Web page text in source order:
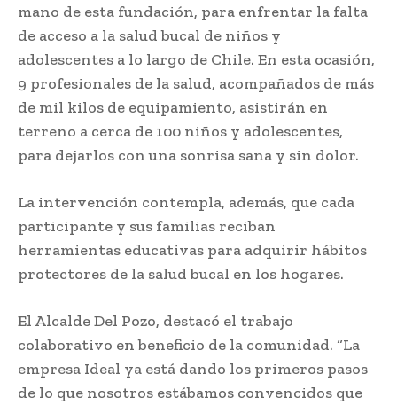
mano de esta fundación, para enfrentar la falta
de acceso a la salud bucal de niños y
adolescentes a lo largo de Chile. En esta ocasión,
9 profesionales de la salud, acompañados de más
de mil kilos de equipamiento, asistirán en
terreno a cerca de 100 niños y adolescentes,
para dejarlos con una sonrisa sana y sin dolor.
La intervención contempla, además, que cada
participante y sus familias reciban
herramientas educativas para adquirir hábitos
protectores de la salud bucal en los hogares.
El Alcalde Del Pozo, destacó el trabajo
colaborativo en beneficio de la comunidad. “La
empresa Ideal ya está dando los primeros pasos
de lo que nosotros estábamos convencidos que